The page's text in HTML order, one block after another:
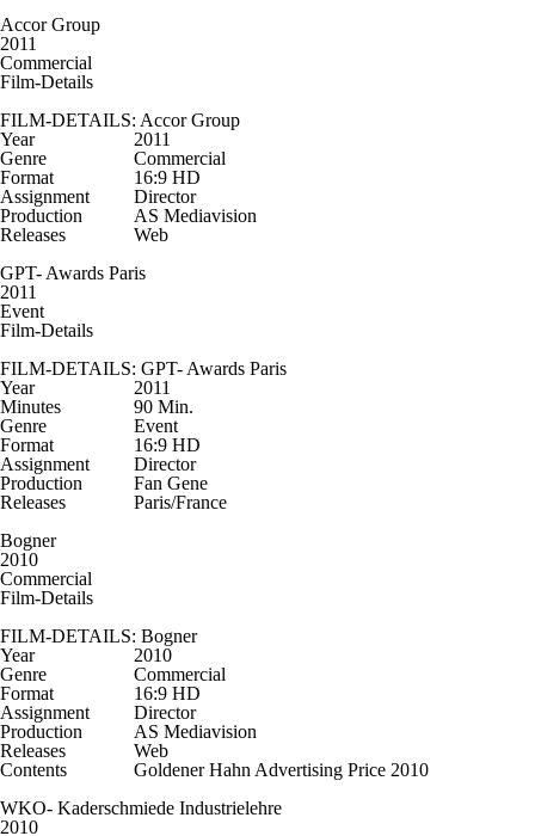
Accor Group
2011
Commercial
Film-Details
FILM-DETAILS: Accor Group
Year
2011
Genre
Commercial
Format
16:9 HD
Assignment
Director
Production
AS Mediavision
Releases
Web
GPT- Awards Paris
2011
Event
Film-Details
FILM-DETAILS: GPT- Awards Paris
Year
2011
Minutes
90 Min.
Genre
Event
Format
16:9 HD
Assignment
Director
Production
Fan Gene
Releases
Paris/France
Bogner
2010
Commercial
Film-Details
FILM-DETAILS: Bogner
Year
2010
Genre
Commercial
Format
16:9 HD
Assignment
Director
Production
AS Mediavision
Releases
Web
Contents
Goldener Hahn Advertising Price 2010
WKO- Kaderschmiede Industrielehre
2010